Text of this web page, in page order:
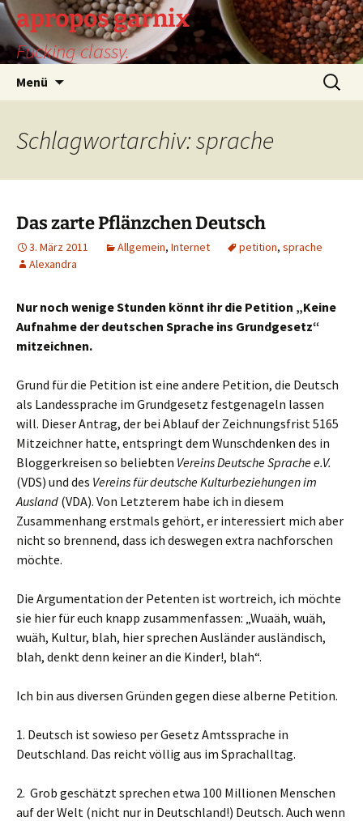
Zum
Inhalt
springen
apropos garnix
Fucking classy.
Menü
Suchen
nach:
Schlagwortarchiv: sprache
Das zarte Pflänzchen Deutsch
3. März 2011 Allgemein, Internet petition, sprache
Alexandra
Nur noch wenige Stunden könnt ihr die Petition „Keine
Aufnahme der deutschen Sprache ins Grundgesetz“
mitzeichnen.
Grund für die Petition ist eine andere Petition, die Deutsch
als Landessprache im Grundgesetz festgenageln lassen
will. Dieser Antrag, der bei Ablauf der Zeichnungsfrist 5165
Mitzeichner hatte, entspringt dem Wunschdenken des in
Bloggerkreisen so beliebten Vereins Deutsche Sprache e.V.
(VDS) und des Vereins für deutsche Kulturbeziehungen im
Ausland (VDA). Von Letzterem habe ich in diesem
Zusammenhang erstmals gehört, er interessiert mich aber
nicht so brennend, dass ich deswegen extra nachforschen
möchte.
Die Argumentation der Petenten ist wortreich, ich möchte
sie hier für euch knapp zusammenfassen: „Wuaäh, wuäh,
wuäh, Kultur, blah, hier sprechen Ausländer ausländisch,
blah, denkt denn keiner an die Kinder!, blah“.
Ich bin aus diversen Gründen gegen diese alberne Petition.
1. Deutsch ist sowieso per Gesetz Amtssprache in
Deutschland. Das reicht völlig aus im Sprachalltag.
2. Grob geschätzt sprechen etwa 100 Millionen Menschen
auf der Welt (nicht nur in Deutschland!) Deutsch. Auch wenn